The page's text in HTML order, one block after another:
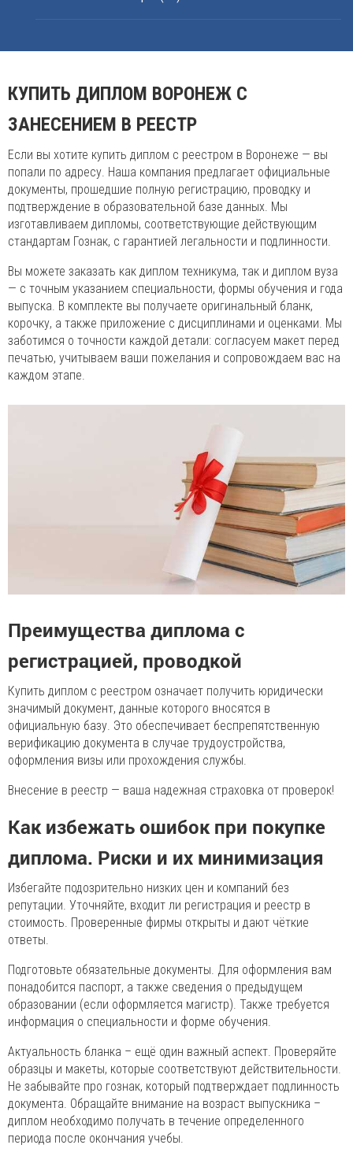
КУПИТЬ ДИПЛОМ ВОРОНЕЖ С
ЗАНЕСЕНИЕМ В РЕЕСТР
Если вы хотите купить диплом с реестром в Воронеже — вы
попали по адресу. Наша компания предлагает официальные
документы, прошедшие полную регистрацию, проводку и
подтверждение в образовательной базе данных. Мы
изготавливаем дипломы, соответствующие действующим
стандартам Гознак, с гарантией легальности и подлинности.
Вы можете заказать как диплом техникума, так и диплом вуза
— с точным указанием специальности, формы обучения и года
выпуска. В комплекте вы получаете оригинальный бланк,
корочку, а также приложение с дисциплинами и оценками. Мы
заботимся о точности каждой детали: согласуем макет перед
печатью, учитываем ваши пожелания и сопровождаем вас на
каждом этапе.
Преимущества диплома с
регистрацией, проводкой
Купить диплом с реестром означает получить юридически
значимый документ, данные которого вносятся в
официальную базу. Это обеспечивает беспрепятственную
верификацию документа в случае трудоустройства,
оформления визы или прохождения службы.
Внесение в реестр — ваша надежная страховка от проверок!
Как избежать ошибок при покупке
диплома. Риски и их минимизация
Избегайте подозрительно низких цен и компаний без
репутации. Уточняйте, входит ли регистрация и реестр в
стоимость. Проверенные фирмы открыты и дают чёткие
ответы.
Подготовьте обязательные документы. Для оформления вам
понадобится паспорт, а также сведения о предыдущем
образовании (если оформляется магистр). Также требуется
информация о специальности и форме обучения.
Актуальность бланка – ещё один важный аспект. Проверяйте
образцы и макеты, которые соответствуют действительности.
Не забывайте про гознак, который подтверждает подлинность
документа. Обращайте внимание на возраст выпускника –
диплом необходимо получать в течение определенного
периода после окончания учебы.